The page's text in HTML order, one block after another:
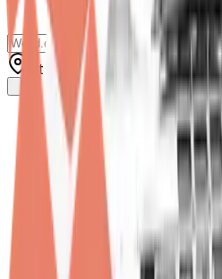
Standort wählen